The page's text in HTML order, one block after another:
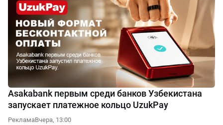
Asakabank первым среди банков Узбекистана
запускает платежное кольцо UzukPay
РекламаВчера, 13:00